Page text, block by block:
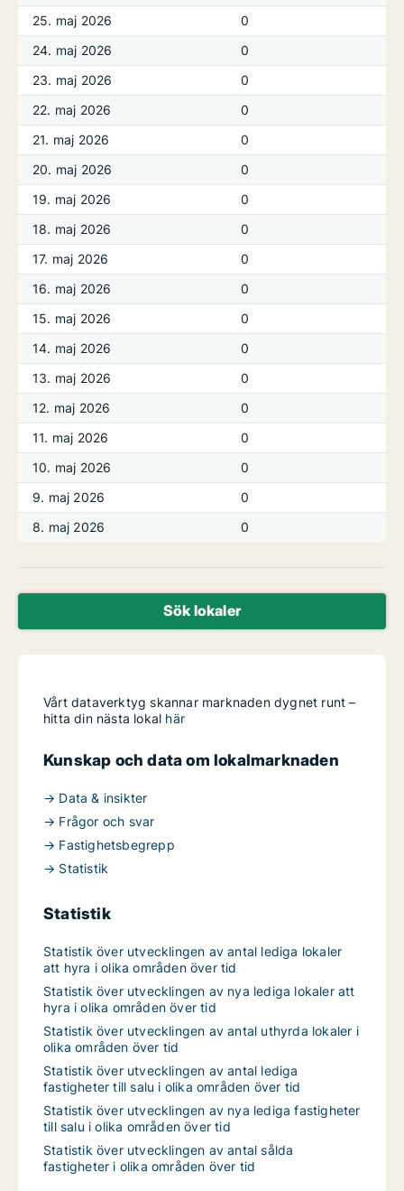
25. maj 2026
0
24. maj 2026
0
23. maj 2026
0
22. maj 2026
0
21. maj 2026
0
20. maj 2026
0
19. maj 2026
0
18. maj 2026
0
17. maj 2026
0
16. maj 2026
0
15. maj 2026
0
14. maj 2026
0
13. maj 2026
0
12. maj 2026
0
11. maj 2026
0
10. maj 2026
0
9. maj 2026
0
8. maj 2026
0
Sök lokaler
Vårt dataverktyg skannar marknaden dygnet runt –
hitta din nästa lokal här
Kunskap och data om lokalmarknaden
→ Data & insikter
→ Frågor och svar
→ Fastighetsbegrepp
→ Statistik
Statistik
Statistik över utvecklingen av antal lediga lokaler
att hyra i olika områden över tid
Statistik över utvecklingen av nya lediga lokaler att
hyra i olika områden över tid
Statistik över utvecklingen av antal uthyrda lokaler i
olika områden över tid
Statistik över utvecklingen av antal lediga
fastigheter till salu i olika områden över tid
Statistik över utvecklingen av nya lediga fastigheter
till salu i olika områden över tid
Statistik över utvecklingen av antal sålda
fastigheter i olika områden över tid